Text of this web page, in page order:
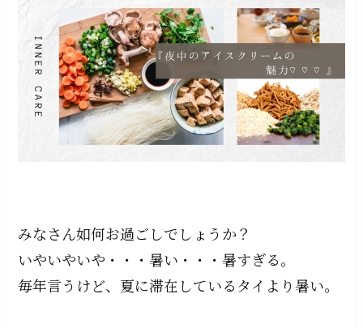
みなさん如何お過ごしでしょうか？
いやいやいや・・・暑い・・・暑すぎる。
毎年言うけど、夏に滞在しているタイより暑い。